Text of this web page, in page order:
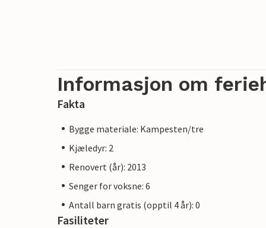
Informasjon om
Fakta
Bygge materiale: Kampesten/tre
Kjæledyr: 2
Renovert (år): 2013
Senger for voksne: 6
Antall barn gratis (opptil 4 år): 0
Fasiliteter